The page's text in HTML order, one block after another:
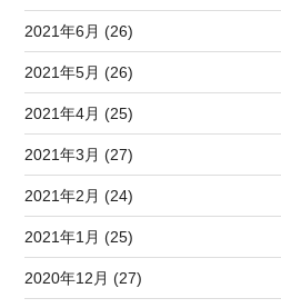
2021年6月 (26)
2021年5月 (26)
2021年4月 (25)
2021年3月 (27)
2021年2月 (24)
2021年1月 (25)
2020年12月 (27)